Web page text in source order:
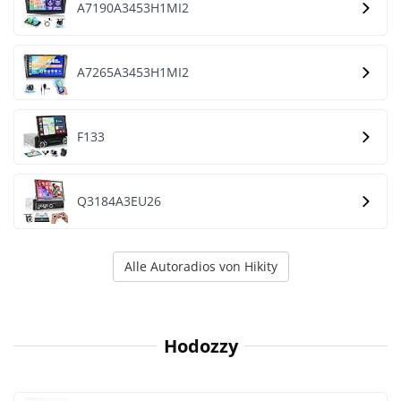
A7190A3453H1MI2
A7265A3453H1MI2
F133
Q3184A3EU26
Alle Autoradios von Hikity
Hodozzy